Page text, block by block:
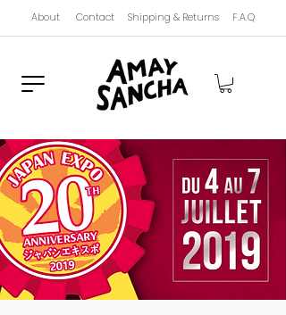
About Contact Shipping & Returns F.A.Q